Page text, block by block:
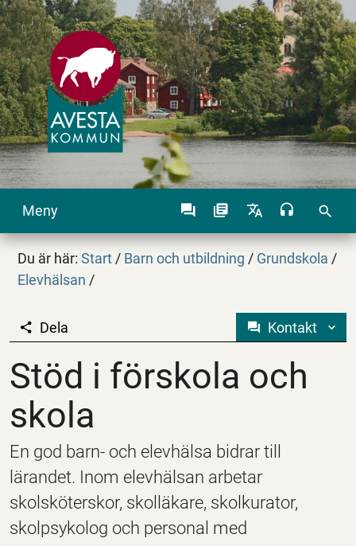
Meny search
Du är här:Start / Barn och utbildning / Grundskola /
Elevhälsan /
Stöd i förskola och
Dela Kontakt
Stöd i förskola och
skola
En god barn- och elevhälsa bidrar till
lärandet. Inom elevhälsan arbetar
skolsköterskor, skolläkare, skolkurator,
skolpsykolog och personal med